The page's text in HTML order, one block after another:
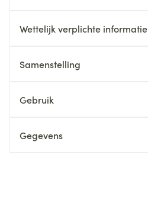
Wettelijk verplichte informatie
Samenstelling
Gebruik
Gegevens